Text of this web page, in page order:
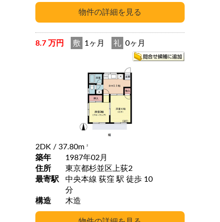
8.7 万円 敷 1ヶ月 礼 0ヶ月
2DK / 37.80m 2
築年
1987年02月
住所
東京都杉並区上荻2
最寄駅
中央本線 荻窪 駅 徒歩 10
分
構造
木造